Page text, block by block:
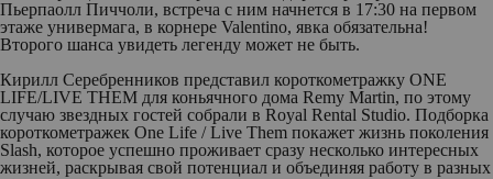
Пьерпаолл Пиччоли, встреча с ним начнется в 17:30 на первом
этаже универмага, в корнере Valentino, явка обязательна!
Второго шанса увидеть легенду может не быть.
Кирилл Серебренников представил короткометражку ONE
LIFE/LIVE THEM для коньячного дома Remy Martin, по этому
случаю звездных гостей собрали в Royal Rental Studio. Подборка
короткометражек One Life / Live Them покажет жизнь поколения
Slash, которое успешно проживает сразу несколько интересных
жизней, раскрывая свой потенциал и объединяя работу в разных